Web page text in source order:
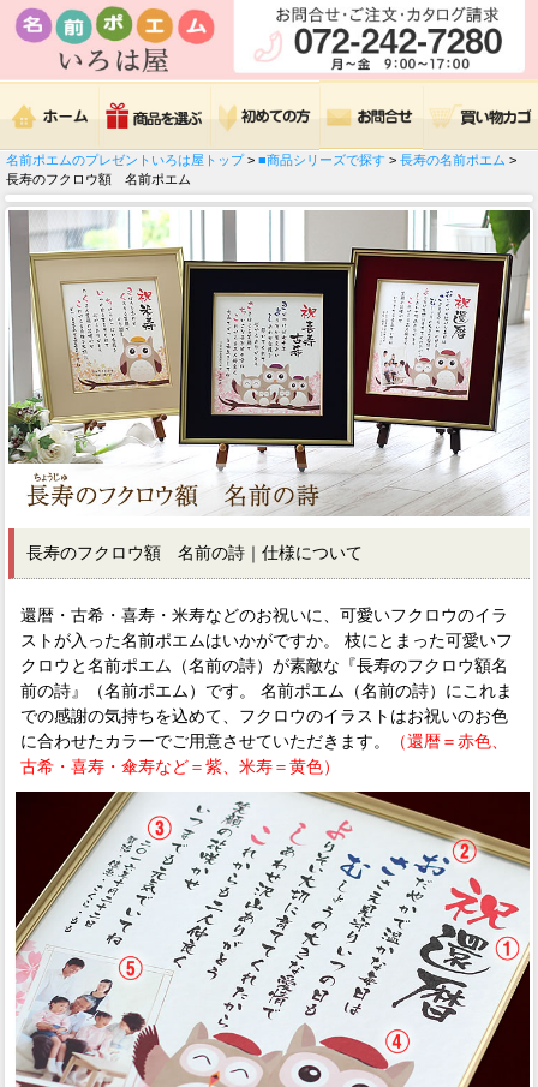
名前ポエムのプレゼントいろは屋トップ> ■商品シリーズで探す > 長寿の名前ポエム >
長寿のフクロウ額 名前ポエム
長寿のフクロウ額 名前の詩｜仕様について
還暦・古希・喜寿・米寿などのお祝いに、可愛いフクロウのイラ
ストが入った名前ポエムはいかがですか。 枝にとまった可愛いフ
クロウと名前ポエム（名前の詩）が素敵な『長寿のフクロウ額名
前の詩』（名前ポエム）です。 名前ポエム（名前の詩）にこれま
での感謝の気持ちを込めて、フクロウのイラストはお祝いのお色
に合わせたカラーでご用意させていただきます。
（還暦＝赤色、
古希・喜寿・傘寿など＝紫、米寿＝黄色）